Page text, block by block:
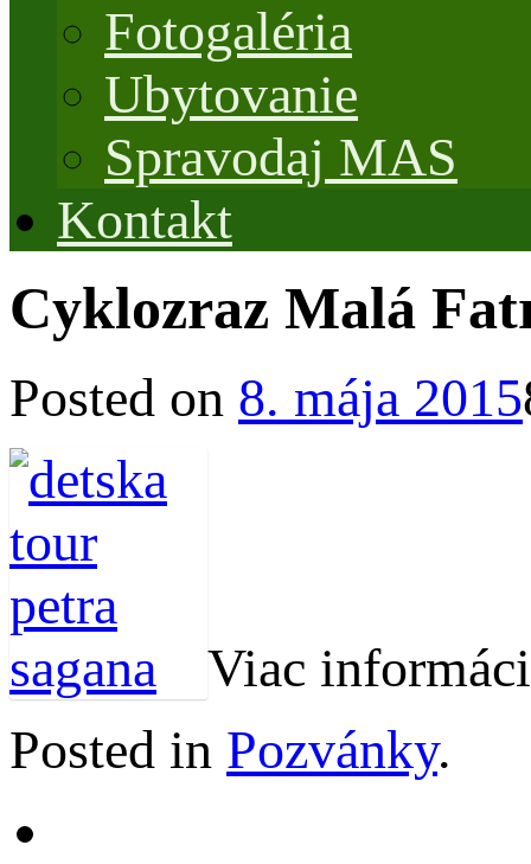
Fotogaléria
Ubytovanie
Spravodaj MAS
Kontakt
Cyklozraz Malá
Posted on 8. mája 2015
Viac
Posted in Pozvánky.